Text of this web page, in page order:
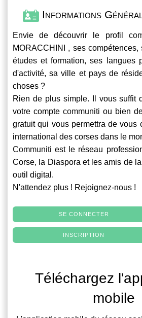
Informations
Envie de découvrir le profil
MORACCHINI , ses
études et formation, ses langues
d'activité, sa ville et pays de
choses ?
Rien de plus simple. Il vous suffit
votre compte communiti ou bien
gratuit qui vous permettra de vous
international des corses dans le
Communiti est le réseau
Corse, la Diaspora et les amis de
outil digital.
N'attendez plus ! Rejoignez-nous !
SE CONNECTER
INSCRIPTION
Téléchargez
mobile